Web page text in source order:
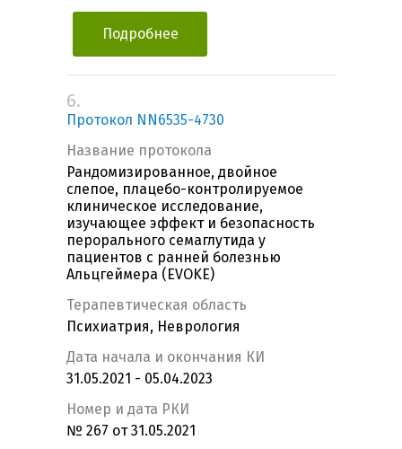
Подробнее
6.
Протокол NN6535-4730
Название протокола
Рандомизированное, двойное
слепое, плацебо-контролируемое
клиническое исследование,
изучающее эффект и безопасность
перорального семаглутида у
пациентов с ранней болезнью
Альцгеймера (EVOKE)
Терапевтическая область
Психиатрия, Неврология
Дата начала и окончания КИ
31.05.2021 - 05.04.2023
Номер и дата РКИ
№ 267 от 31.05.2021